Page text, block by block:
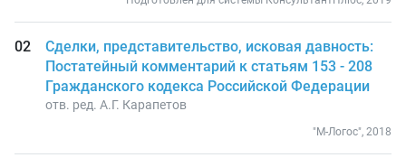
Сделки, представительство, исковая давность:
Постатейный комментарий к статьям 153 - 208
Гражданского кодекса Российской Федерации
отв. ред. А.Г. Карапетов
"М-Логос", 2018